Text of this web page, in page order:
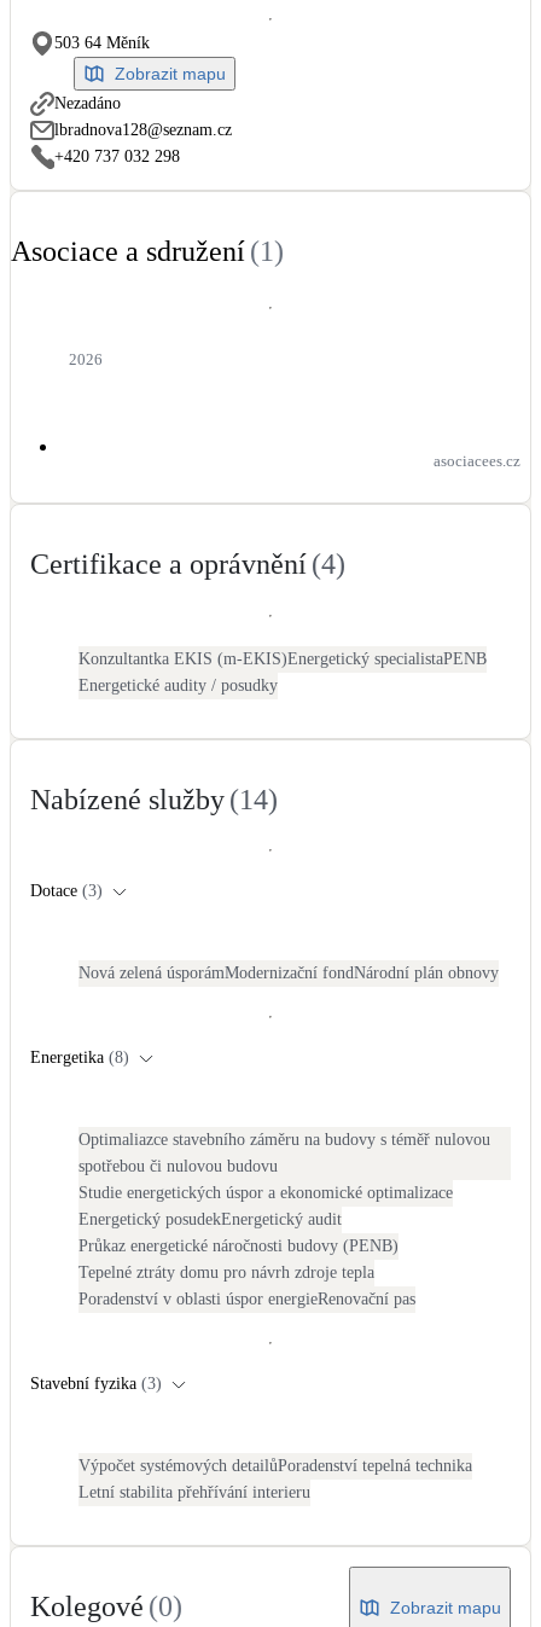
Solární termický systém
Kotle
Hlavní zdroje vytápění
Bateriové úložiště
Pouze velké BESS
Doplňkové zdroje vytápění
Vnitřní i venkovní
Retence deštové vody
Akumulace dešťovky
503 64 Měník
Zobrazit mapu
Nezadáno
lbradnova128@seznam.cz
+420 737 032 298
Asociace a sdružení(1)
2026
asociacees.cz
Certifikace a oprávnění(4)
Konzultantka EKIS (m-EKIS)Energetický specialistaPENB
Energetické audity / posudky
Nabízené služby(14)
Dotace (3)
Nová zelená úsporámModernizační fondNárodní plán obnovy
Energetika (8)
Optimaliazce stavebního záměru na budovy s téměř nulovou
spotřebou či nulovou budovu
Studie energetických úspor a ekonomické optimalizace
Energetický posudekEnergetický audit
Průkaz energetické náročnosti budovy (PENB)
Tepelné ztráty domu pro návrh zdroje tepla
Poradenství v oblasti úspor energieRenovační pas
Stavební fyzika (3)
Výpočet systémových detailůPoradenství tepelná technika
Letní stabilita přehřívání interieru
Kolegové (0) Zobrazit mapu